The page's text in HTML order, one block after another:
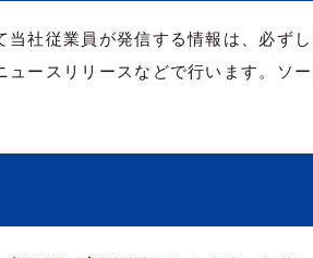
当社従業員が発信する情報は、必ず
ュースリリースなどで行います。ソ